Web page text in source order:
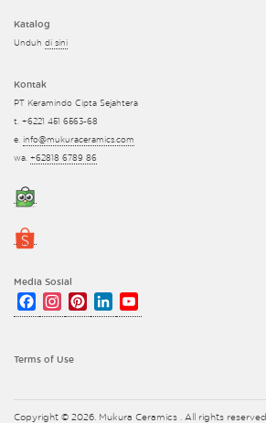
Katalog
Unduh di sini
Kontak
PT Keramindo Cipta Sejahtera
t. +6221 451 6563-68
e. info@mukuraceramics.com
wa. +62818 6789 86
Media Sosial
Facebook
Instagram
PinterestLinkedIn
Channel
Terms of Use
Copyright © 2026. Mukura Ceramics . All rights reserved.